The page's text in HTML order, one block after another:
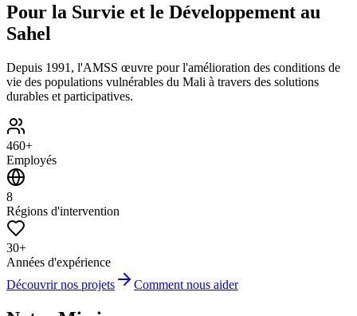
Pour la Survie et le Développement au
Sahel
Depuis 1991, l'AMSS œuvre pour l'amélioration des conditions de
vie des populations vulnérables du Mali à travers des solutions
durables et participatives.
460+
Employés
8
Régions d'intervention
30+
Années d'expérience
Découvrir nos projets
Comment nous aider